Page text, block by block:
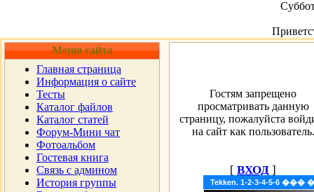
Меню сайта
Главная страница
Информация о сайте
Тесты
Каталог файлов
Каталог статей
Форум-Мини чат
Фотоальбом
Гостевая книга
Cвязь с админом
История группы
Tekken. 1-2-3-4-5-6
Гостям запрещено
просматривать данную
страницу, пожалуйста
на сайт как пользователь.
[ ВХОД ]